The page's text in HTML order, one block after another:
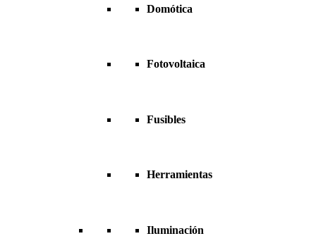
Domótica
Fotovoltaica
Fusibles
Herramientas
Iluminación